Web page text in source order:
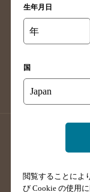
高知県
長崎県
店舗登録方法
生年月日
年
国
閲覧することによ
び Cookie の使用